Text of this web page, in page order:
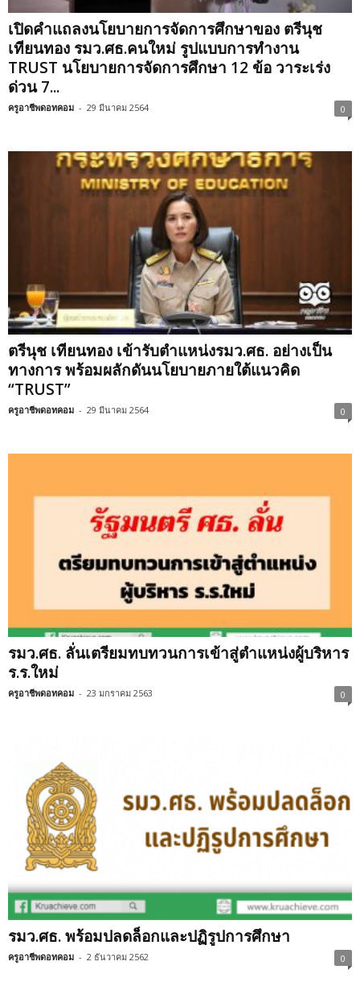
เปิดคำแถลงนโยบายการจัดการศึกษาของ ตรีนุช
เทียนทอง รมว.ศธ.คนใหม่ รูปแบบการทำงาน
TRUST นโยบายการจัดการศึกษา 12 ข้อ วาระเร่ง
ด่วน 7...
ครูอาชีพดอทคอม - 29 มีนาคม 2564 0
ตรีนุช เทียนทอง เข้ารับตำแหน่งรมว.ศธ. อย่างเป็น
ทางการ พร้อมผลักดันนโยบายภายใต้แนวคิด
“TRUST”
ครูอาชีพดอทคอม - 29 มีนาคม 2564 0
รมว.ศธ. ลั่นเตรียมทบทวนการเข้าสู่ตำแหน่งผู้บริหาร
ร.ร.ใหม่
ครูอาชีพดอทคอม - 23 มกราคม 2563 0
รมว.ศธ. พร้อมปลดล็อกและปฏิรูปการศึกษา
ครูอาชีพดอทคอม - 2 ธันวาคม 2562 0